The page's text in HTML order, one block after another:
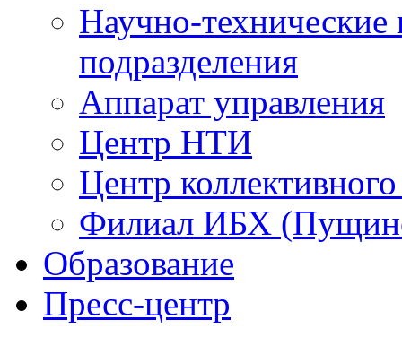
Научно-технические
подразделения
Аппарат управления
Центр НТИ
Центр
Филиал ИБХ
Образование
Пресс-центр